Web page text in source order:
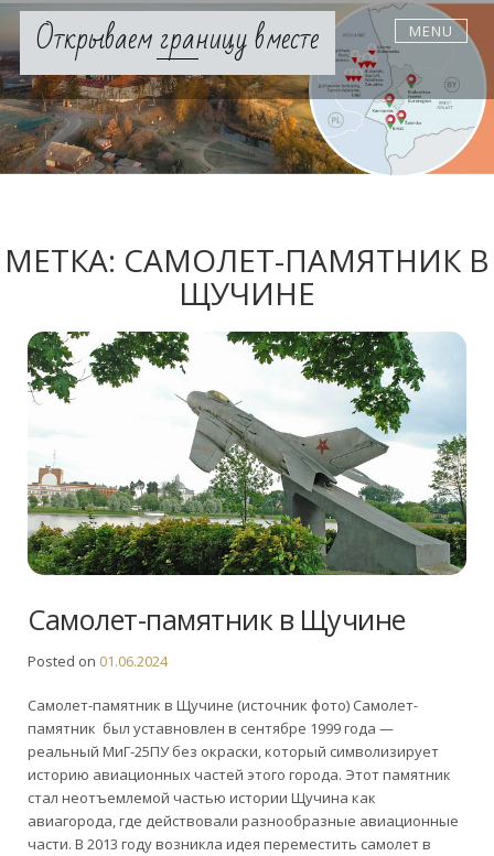
Skip
contentОткрываем границу вместе MENU
МЕТКА: САМОЛЕТ-ПАМЯТНИК В
ЩУЧИНЕ
Самолет-памятник в Щучине
Posted on 01.06.2024
Самолет-памятник в Щучине (источник фото) Самолет-
памятник был уставновлен в сентябре 1999 года —
реальный МиГ-25ПУ без окраски, который символизирует
историю авиационных частей этого города. Этот памятник
стал неотъемлемой частью истории Щучина как
авиагорода, где действовали разнообразные авиационные
части. В 2013 году возникла идея переместить самолет в